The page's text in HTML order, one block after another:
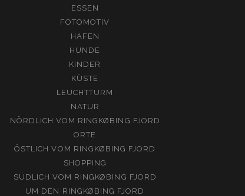
ESSEN
FOTOMOTIV
HAFEN
HUNDE
KINDER
KÜSTE
LEUCHTTURM
NATUR
NÖRDLICH VOM RINGKØBING FJORD
ORTE
ÖSTLICH VOM RINGKØBING FJORD
SHOPPING
SÜDLICH VOM RINGKØBING FJORD
UM DEN RINGKØBING FJORD